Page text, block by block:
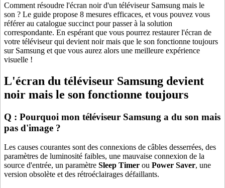
Comment résoudre l'écran noir d'un téléviseur Samsung mais le
son ? Le guide propose 8 mesures efficaces, et vous pouvez vous
référer au catalogue succinct pour passer à la solution
correspondante. En espérant que vous pourrez restaurer l'écran de
votre téléviseur qui devient noir mais que le son fonctionne toujours
sur Samsung et que vous aurez alors une meilleure expérience
visuelle !
L'écran du téléviseur Samsung devient
noir mais le son fonctionne toujours
Q : Pourquoi mon téléviseur Samsung a du son mais
pas d'image ?
Les causes courantes sont des connexions de câbles desserrées, des
paramètres de luminosité faibles, une mauvaise connexion de la
source d'entrée, un paramètre Sleep Timer ou Power Saver, une
version obsolète et des rétroéclairages défaillants.